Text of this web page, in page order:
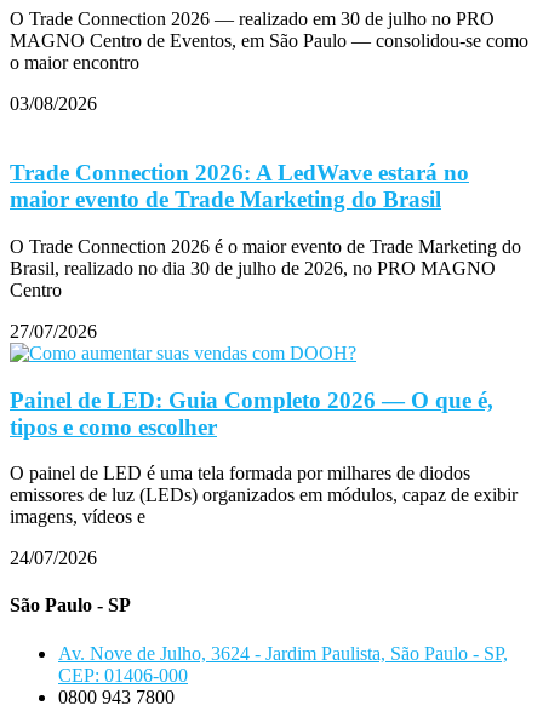
O Trade Connection 2026 — realizado em 30 de julho no PRO
MAGNO Centro de Eventos, em São Paulo — consolidou-se como
o maior encontro
03/08/2026
Trade Connection 2026: A LedWave estará no
maior evento de Trade Marketing do Brasil
O Trade Connection 2026 é o maior evento de Trade Marketing do
Brasil, realizado no dia 30 de julho de 2026, no PRO MAGNO
Centro
27/07/2026
Painel de LED: Guia Completo 2026 — O que é,
tipos e como escolher
O painel de LED é uma tela formada por milhares de diodos
emissores de luz (LEDs) organizados em módulos, capaz de exibir
imagens, vídeos e
24/07/2026
São Paulo - SP
Av. Nove de Julho, 3624 - Jardim Paulista, São Paulo - SP,
CEP: 01406-000
0800 943 7800